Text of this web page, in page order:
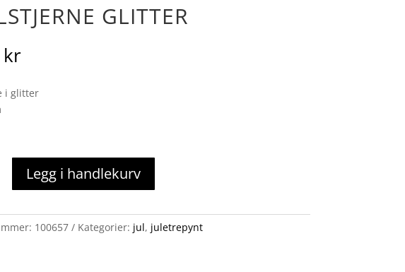
GLITTER
kr
i glitter
Legg i handlekurv
100657 Kategorier: jul, juletrepynt